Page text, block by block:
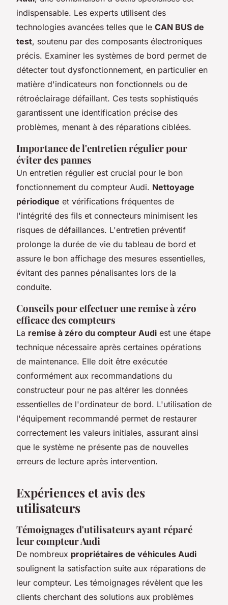
indispensable. Les experts utilisent des
technologies avancées telles que le CAN BUS de
test, soutenu par des composants électroniques
précis. Examiner les systèmes de bord permet de
détecter tout dysfonctionnement, en particulier en
matière d'indicateurs non fonctionnels ou de
rétroéclairage défaillant. Ces tests sophistiqués
garantissent une identification précise des
problèmes, menant à des réparations ciblées.
Importance de l'entretien régulier pour
éviter des pannes
Un entretien régulier est crucial pour le bon
fonctionnement du compteur Audi. Nettoyage
périodique et vérifications fréquentes de
l'intégrité des fils et connecteurs minimisent les
risques de défaillances. L'entretien préventif
prolonge la durée de vie du tableau de bord et
assure le bon affichage des mesures essentielles,
évitant des pannes pénalisantes lors de la
conduite.
Conseils pour effectuer une remise à zéro
efficace des compteurs
La remise à zéro du compteur Audi est une étape
technique nécessaire après certaines opérations
de maintenance. Elle doit être exécutée
conformément aux recommandations du
constructeur pour ne pas altérer les données
essentielles de l'ordinateur de bord. L'utilisation de
l'équipement recommandé permet de restaurer
correctement les valeurs initiales, assurant ainsi
que le système ne présente pas de nouvelles
erreurs de lecture après intervention.
Expériences et avis des
utilisateurs
Témoignages d'utilisateurs ayant réparé
leur compteur Audi
De nombreux propriétaires de véhicules Audi
soulignent la satisfaction suite aux réparations de
leur compteur. Les témoignages révèlent que les
clients cherchant des solutions aux problèmes